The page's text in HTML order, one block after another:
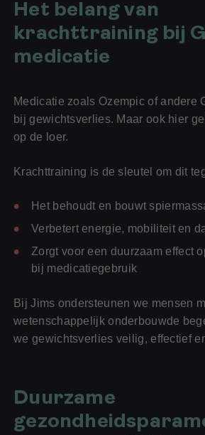
Het belang van
krachttraining bij
medicatie
Medicatie zoals Ozempic of andere
bij gewichtsverlies. Maar ook hier
op de loer.
Krachttraining is de sleutel om dit
Het behoudt en bouwt
Verbetert energie, mobiliteit en
Zorgt voor een duurzaam effect
bij medicatiegebruik
Bij Jims ondersteunen we mensen
wetenschappelijk onderbouwde
we gewichtsverlies veilig, effectief
Duurzame